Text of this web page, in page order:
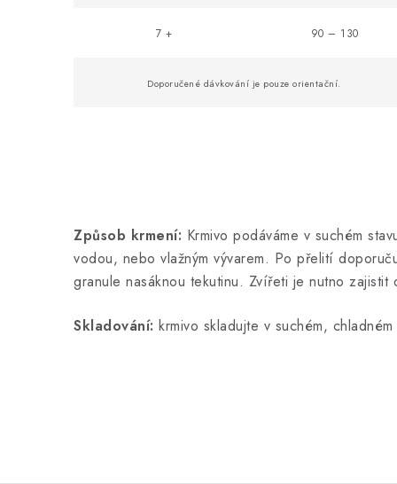
7 + 90 – 130
Doporučené dávkování je pouze orientační.
Způsob krmení: Krmivo podáváme v suchém
vodou, nebo vlažným vývarem. Po přelití
granule nasáknou tekutinu. Zvířeti je nutno
Skladování: krmivo skladujte v suchém,